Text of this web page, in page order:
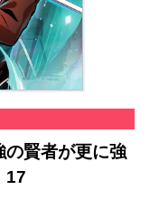
の賢者が更に強
17